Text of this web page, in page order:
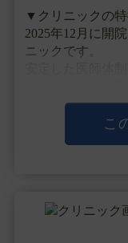
▼クリニックの
2025年12月に開
ニックです。
医師としての診
り、将来的には
こ